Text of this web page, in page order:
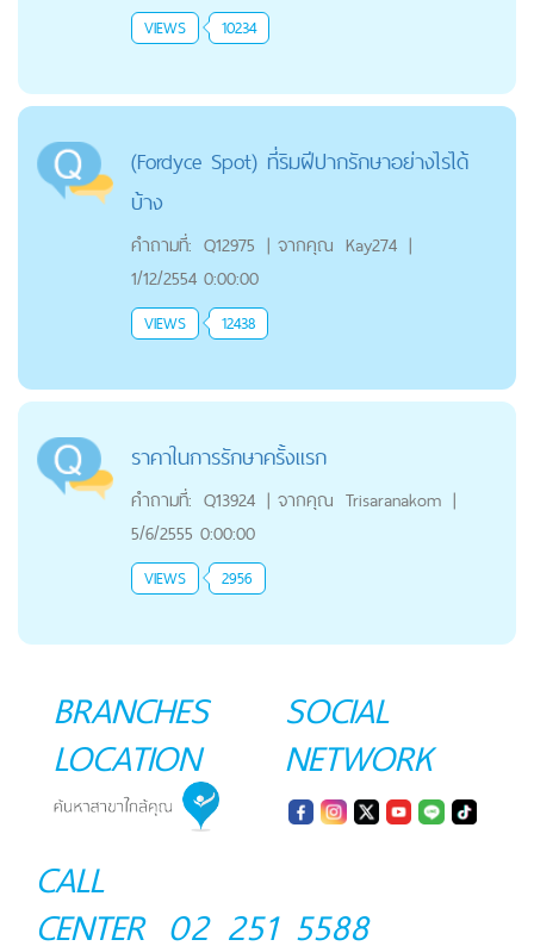
VIEWS 10234
(Fordyce Spot) ที่ริมฝีปากรักษาอย่างไรได้
บ้าง
คำถามที่: Q12975 | จากคุณ Kay274 |
1/12/2554 0:00:00
VIEWS 12438
ราคาในการรักษาครั้งแรก
คำถามที่: Q13924 | จากคุณ Trisaranakom |
5/6/2555 0:00:00
VIEWS 2956
BRANCHES
LOCATION
SOCIAL
NETWORK
CALL
CENTER 02 251 5588